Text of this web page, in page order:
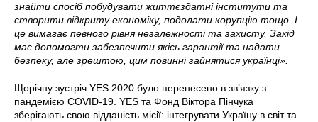
знайти спосіб побудувати життєздатні інститути та
створити відкриту економіку, подолати корупцію тощо. І
це вимагає певного рівня незалежності та захисту. Захід
має допомогти забезпечити якісь гарантії та надати
безпеку, але зрештою, цим повинні зайнятися українці».
Щорічну зустріч YES 2020 було перенесено в зв’язку з
пандемією COVID-19. YES та Фонд Віктора Пінчука
зберігають свою відданість місії: інтегрувати Україну в світ та